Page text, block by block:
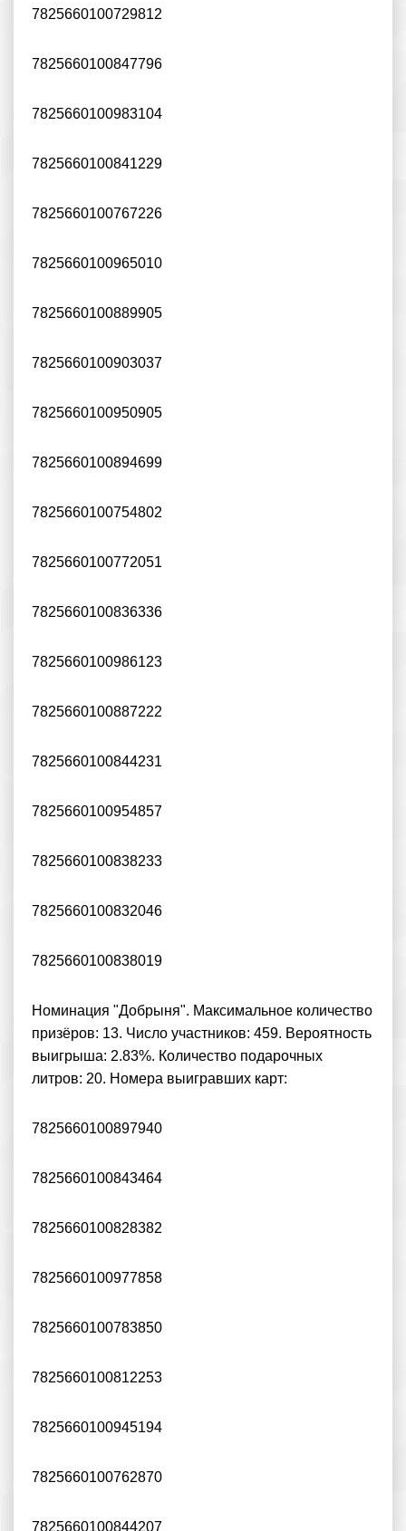
7825660100729812
7825660100847796
7825660100983104
7825660100841229
7825660100767226
7825660100965010
7825660100889905
7825660100903037
7825660100950905
7825660100894699
7825660100754802
7825660100772051
7825660100836336
7825660100986123
7825660100887222
7825660100844231
7825660100954857
7825660100838233
7825660100832046
7825660100838019
Номинация "Добрыня". Максимальное количество
призёров: 13. Число участников: 459. Вероятность
выигрыша: 2.83%. Количество подарочных
литров: 20. Номера выигравших карт:
7825660100897940
7825660100843464
7825660100828382
7825660100977858
7825660100783850
7825660100812253
7825660100945194
7825660100762870
7825660100844207